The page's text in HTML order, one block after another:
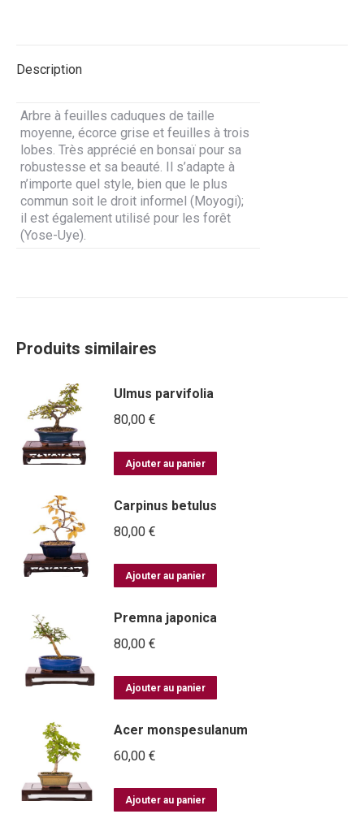
Description
Arbre à feuilles caduques de taille
moyenne, écorce grise et feuilles à trois
lobes. Très apprécié en bonsaï pour sa
robustesse et sa beauté. Il s’adapte à
n’importe quel style, bien que le plus
commun soit le droit informel (Moyogi);
il est également utilisé pour les forêt
(Yose-Uye).
Produits similaires
Ulmus parvifolia
80,00 €
Ajouter au panier
Carpinus betulus
80,00 €
Ajouter au panier
Premna japonica
80,00 €
Ajouter au panier
Acer monspesulanum
60,00 €
Ajouter au panier